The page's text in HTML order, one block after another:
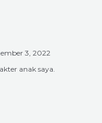
3, 2022
anak saya.